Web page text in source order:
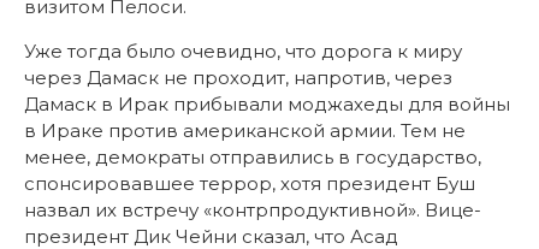
визитом Пелоси.
Уже тогда было очевидно, что дорога к миру
через Дамаск не проходит, напротив, через
Дамаск в Ирак прибывали моджахеды для войны
в Ираке против американской армии. Тем не
менее, демократы отправились в государство,
спонсировавшее террор, хотя президент Буш
назвал их встречу «контрпродуктивной». Вице-
президент Дик Чейни сказал, что Асад